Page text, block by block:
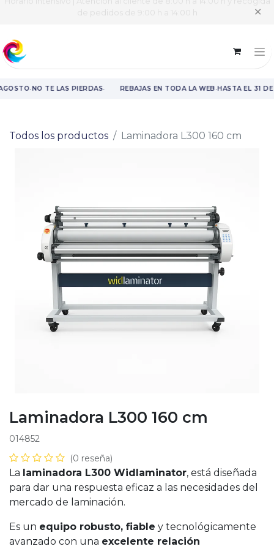
Horario intensivo | Atención al cliente de 8:00 h a 14:00 h y recogida
de pedidos de 9:00 h a 14:00 h
✕
·NO TE LAS PIERDAS· REBAJAS EN TODA LA WEB·HASTA EL 31 DE
Todos los productos Laminadora L300 160 cm
Laminadora L300 160 cm
014852
(0 reseña)
La laminadora L300 Widlaminator, está diseñada
para dar una respuesta eficaz a las necesidades del
mercado de laminación.
Es un equipo robusto, fiable y tecnológicamente
avanzado con una excelente relación